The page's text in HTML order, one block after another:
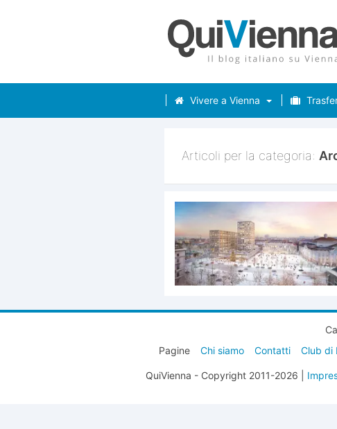
Vivere a Vienna
Articoli per la categoria:
Pagine
Chi siamo Contatti Club di
QuiVienna - Copyright 2011-2026 |